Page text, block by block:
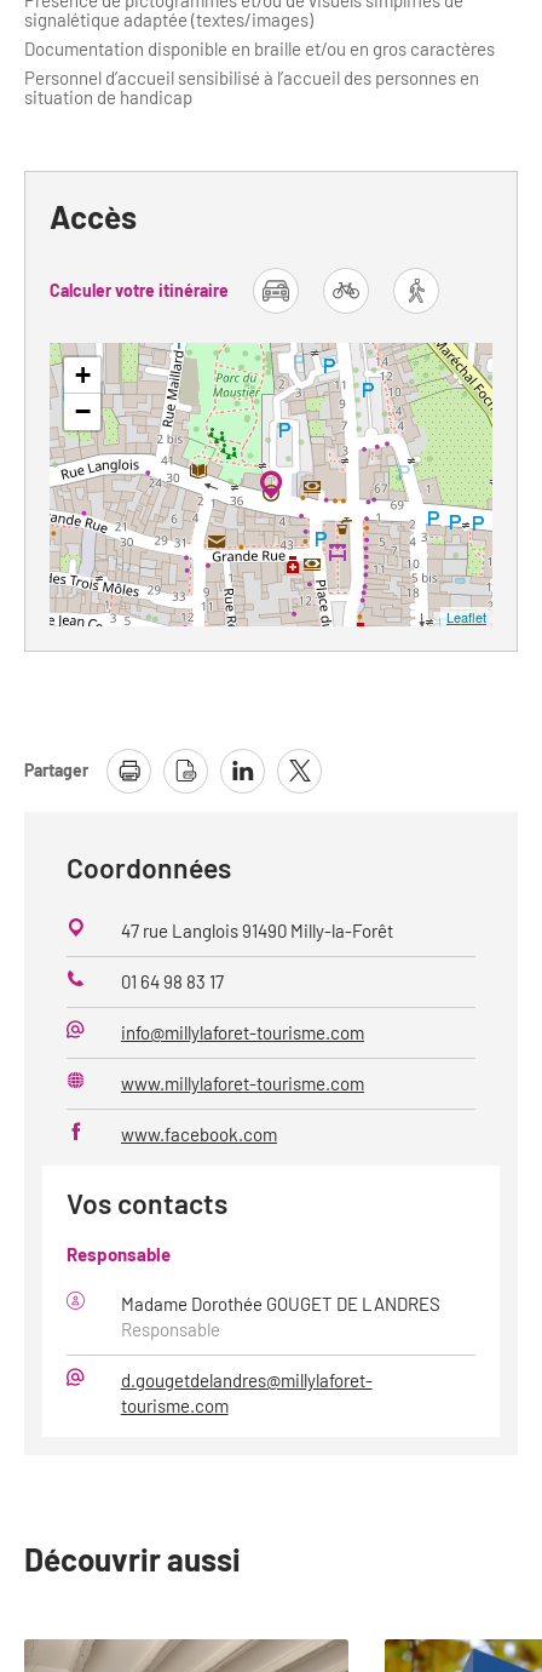
signalétique adaptée (textes/images)
Documentation disponible en braille et/ou en gros caractères
Personnel d’accueil sensibilisé à l’accueil des personnes en
situation de handicap
Accès
Calculer votre itinéraire
car bike foot
+
−
Leaflet
Partager
Coordonnées
47 rue Langlois 91490 Milly-la-Forêt
Téléphone
01 64 98 83 17
Mail
info@millylaforet-tourisme.com
Site
web
www.millylaforet-tourisme.com
www.facebook.com
Vos contacts
Responsable
Madame Dorothée GOUGET DE LANDRES
Responsable
d.gougetdelandres@millylaforet-
tourisme.com
Découvrir aussi